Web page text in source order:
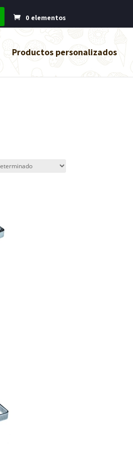
0 elementos
Productos personalizados